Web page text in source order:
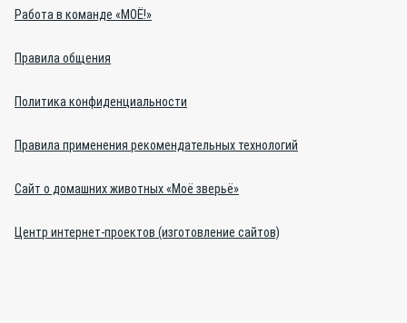
Работа в команде «МОЁ!»
Правила общения
Политика конфиденциальности
Правила применения рекомендательных технологий
Сайт о домашних животных «Моё зверьё»
Центр интернет-проектов (изготовление сайтов)